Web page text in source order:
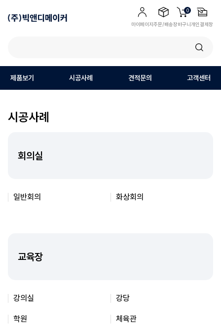
마이페이지주문/배송
0
장바구니개인결제창
제품보기 시공사례 견적문의 고객센터
시공사례
회의실
일반회의 화상회의
교육장
강의실 강당
학원 체육관